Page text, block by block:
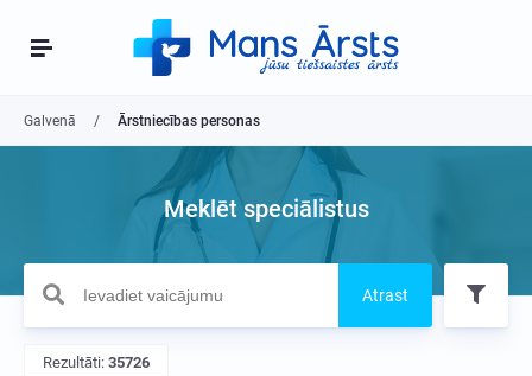
Galvenā Ārstniecības personas
Meklēt speciālistus
Atrast
Rezultāti: 35726